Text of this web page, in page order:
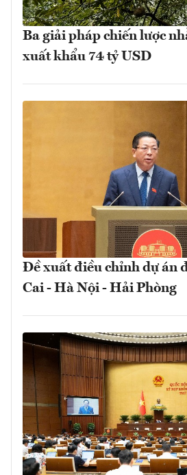
Ba giải pháp chiến lược
xuất khẩu 74 tỷ USD
Đề xuất điều chỉnh dự án
Cai - Hà Nội - Hải Phòng